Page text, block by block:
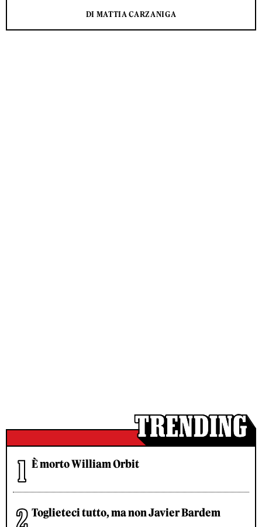
DI MATTIA CARZANIGA
È morto William Orbit
Toglieteci tutto, ma non Javier Bardem